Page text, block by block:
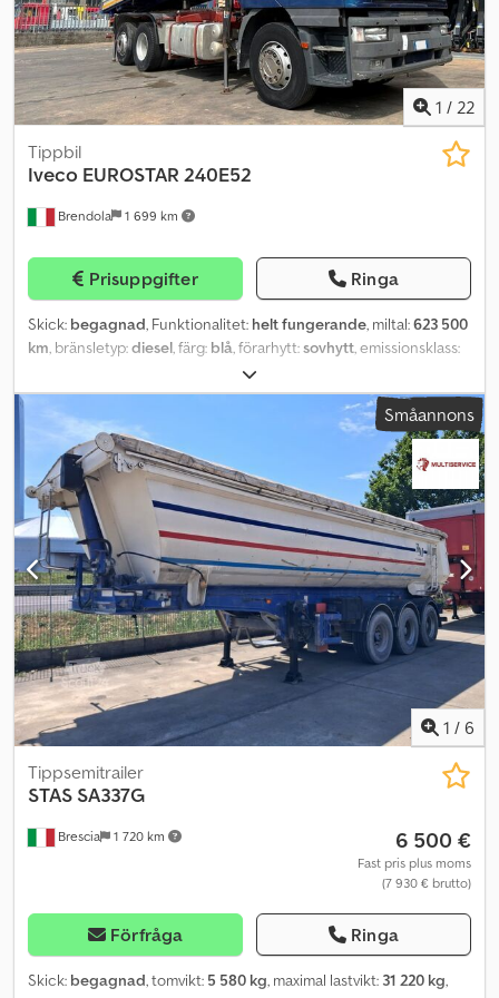
1 / 22
Brendola 1 699 km
Tippbil
Iveco EUROSTAR 240E52
Prisuppgifter Ringa
Skick: begagnad, Funktionalitet: helt fungerande, miltal:623 500
km, bränsletyp:diesel, färg: blå, förarhytt:sovhytt, emissionsklass:
, Utrustning:
240E52 6x2 – Årsmodell 1995 DIESEL/ Euro 1 Km: 623.500 Manuell
växellåda/ Cylindervolym 17.173/ 378 kW Totalvikt 26.000 kg
Nyttolast 11.930 kg/ Axelavstånd 4.200 mm Utrustning: - Sovhytt
Påbyggnad: - Tippflak 5140x2550 mm - Kran AV V819 3S +
Utriggare 2S * Kran årsmodell 2001 Djdpfxezadtmo Aqijkr * Bakre
travers * Radiostyrning
Småannons
1 / 6
Brescia 1 720 km
Tippsemitrailer
STAS SA337G
6 500 €
Fast pris plus moms
(7 930 € brutto)
Förfråga Ringa
Skick: begagnad, tomvikt: 5 580 kg, maximal lastvikt: 31 220 kg,